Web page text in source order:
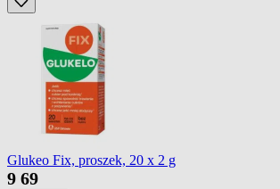
Glukeo Fix, proszek, 20 x 2 g
9 69